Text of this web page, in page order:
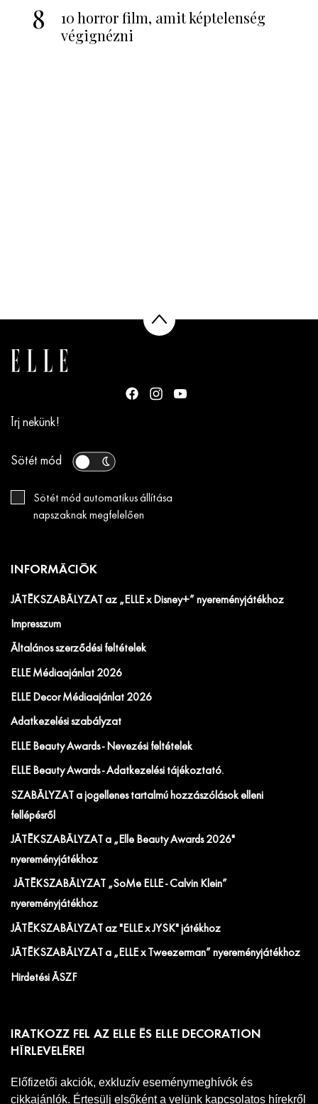
8
10 horror film, amit képtelenség
végignézni
Írj nekünk!
Sötét mód
Sötét mód automatikus állítása
napszaknak megfelelően
INFORMÁCIÓK
JÁTÉKSZABÁLYZAT az „ELLE x Disney+” nyereményjátékhoz
Impresszum
Általános szerződési feltételek
ELLE Médiaajánlat 2026
ELLE Decor Médiaajánlat 2026
Adatkezelési szabályzat
ELLE Beauty Awards - Nevezési feltételek
ELLE Beauty Awards - Adatkezelési tájékoztató.
SZABÁLYZAT a jogellenes tartalmú hozzászólások elleni
fellépésről
JÁTÉKSZABÁLYZAT a „Elle Beauty Awards 2026"
nyereményjátékhoz
JÁTÉKSZABÁLYZAT „SoMe ELLE - Calvin Klein”
nyereményjátékhoz
JÁTÉKSZABÁLYZAT az "ELLE x JYSK" játékhoz
JÁTÉKSZABÁLYZAT a „ELLE x Tweezerman” nyereményjátékhoz
Hirdetési ÁSZF
IRATKOZZ FEL AZ ELLE ÉS ELLE DECORATION
HÍRLEVELÉRE!
Előfizetői akciók, exkluzív eseménymeghívók és
cikkajánlók. Értesülj elsőként a velünk kapcsolatos hírekről